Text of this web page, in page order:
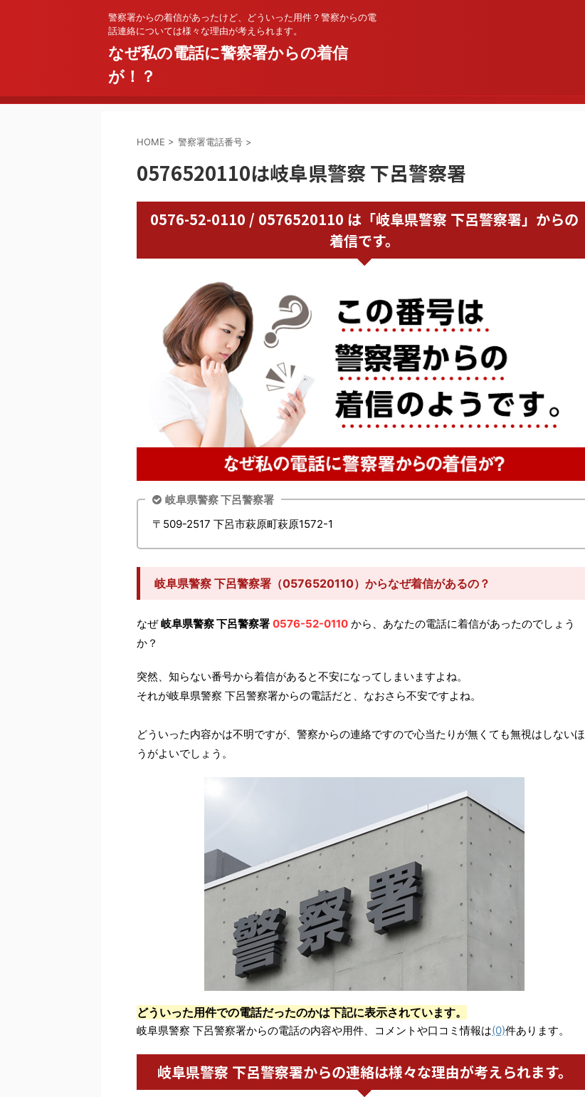
警察署からの着信があったけど、どういった用件？警察からの電
話連絡については様々な理由が考えられます。
なぜ私の電話に警察署からの着信
が！？
HOME > 警察署電話番号 >
0576520110は岐阜県警察 下呂警察署
0576-52-0110 / 0576520110 は「岐阜県警察 下呂警察署」からの
着信です。
岐阜県警察 下呂警察署
〒509-2517 下呂市萩原町萩原1572-1
岐阜県警察 下呂警察署（0576520110）からなぜ着信があるの？
なぜ岐阜県警察 下呂警察署 0576-52-0110 から、あなたの電話に着信があったのでしょう
か？
突然、知らない番号から着信があると不安になってしまいますよね。
それが岐阜県警察 下呂警察署からの電話だと、なおさら不安ですよね。
どういった内容かは不明ですが、警察からの連絡ですので心当たりが無くても無視はしないほ
うがよいでしょう。
どういった用件での電話だったのかは下記に表示されています。
岐阜県警察 下呂警察署からの電話の内容や用件、コメントや口コミ情報は(0)件あります。
岐阜県警察 下呂警察署からの連絡は様々な理由が考えられます。